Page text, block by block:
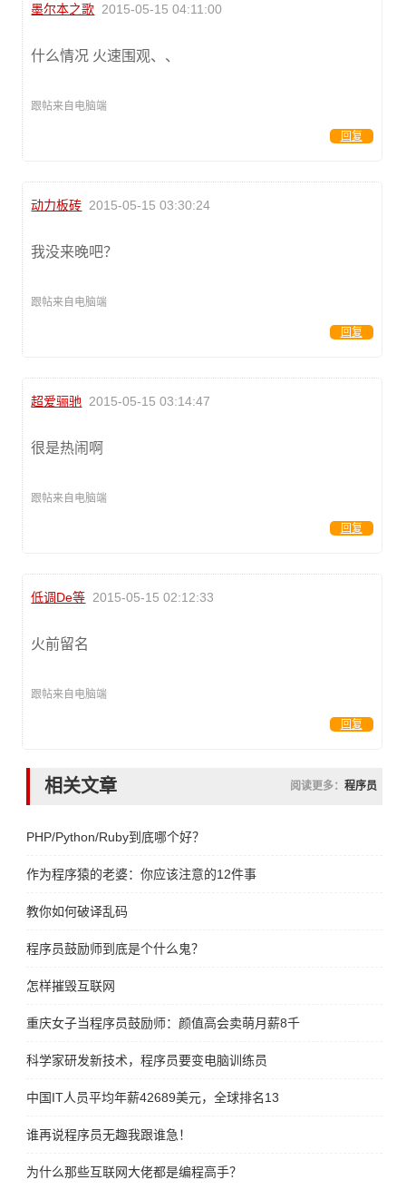
墨尔本之歌 2015-05-15 04:11:00
什么情况 火速围观、、
跟帖来自电脑端
回复
动力板砖 2015-05-15 03:30:24
我没来晚吧？
跟帖来自电脑端
回复
超爱骊驰 2015-05-15 03:14:47
很是热闹啊
跟帖来自电脑端
回复
低调De等 2015-05-15 02:12:33
火前留名
跟帖来自电脑端
回复
相关文章 阅读更多： 程序员
PHP/Python/Ruby到底哪个好？
作为程序猿的老婆：你应该注意的12件事
教你如何破译乱码
程序员鼓励师到底是个什么鬼？
怎样摧毁互联网
重庆女子当程序员鼓励师：颜值高会卖萌月薪8千
科学家研发新技术，程序员要变电脑训练员
中国IT人员平均年薪42689美元，全球排名13
谁再说程序员无趣我跟谁急！
为什么那些互联网大佬都是编程高手？